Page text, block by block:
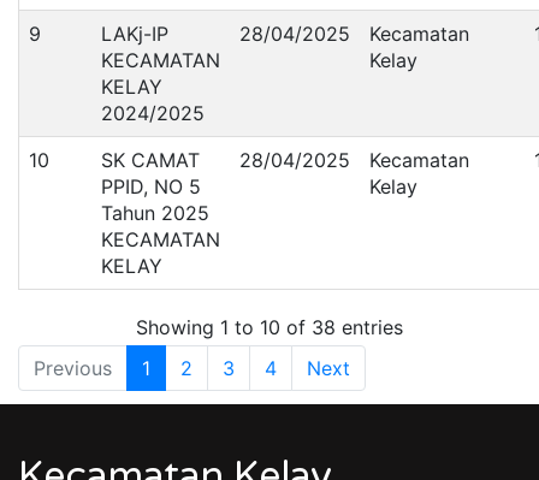
9
LAKj-IP
KECAMATAN
KELAY
2024/2025
28/04/2025
Kecamatan
Kelay
10
SK CAMAT
PPID, NO 5
Tahun 2025
KECAMATAN
KELAY
28/04/2025
Kecamatan
Kelay
Showing 1 to 10 of 38 entries
Previous
1 2 3 4 Next